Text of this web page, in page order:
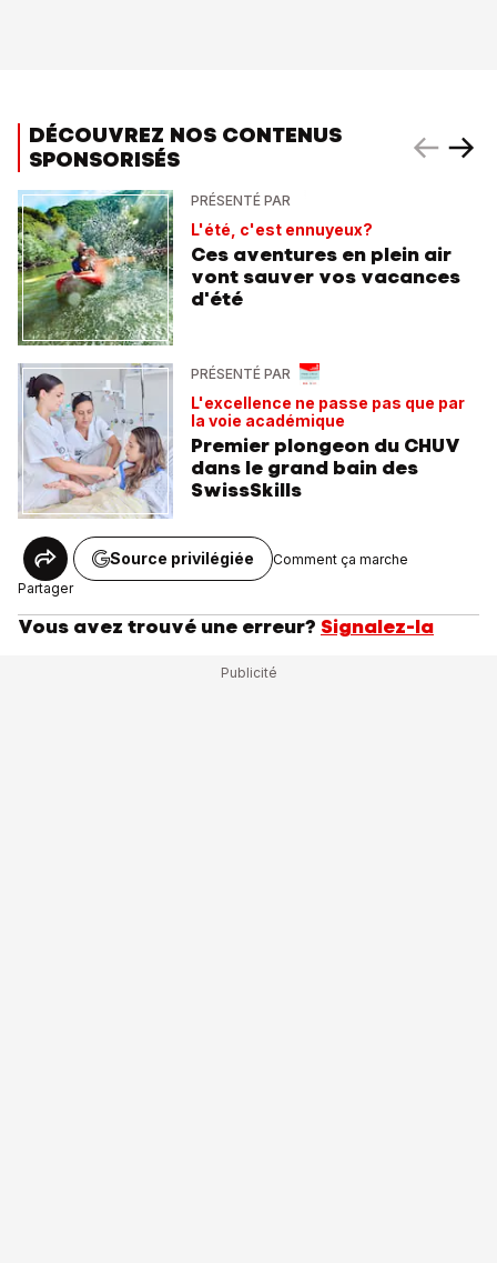
DÉCOUVREZ NOS CONTENUS
SPONSORISÉS
PRÉSENTÉ PAR
L'été, c'est ennuyeux?
Ces aventures en plein air
vont sauver vos vacances
d'été
PRÉSENTÉ PAR
L'excellence ne passe pas que par
la voie académique
Premier plongeon du CHUV
dans le grand bain des
SwissSkills
Partager
Source privilégiée Comment ça marche
Vous avez trouvé une erreur? Signalez-la